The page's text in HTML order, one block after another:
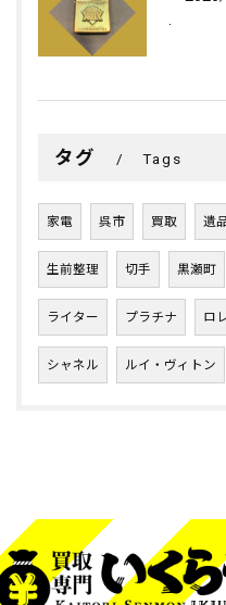
タグ Tags
家電 呉市 買取 遺
生前整理 切手 黒瀬町
ライター プラチナ ロ
シャネル ルイ・ヴィトン